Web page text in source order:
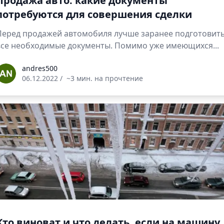
для совершения сделки
продажей автомобиля лучше заранее
необходимые документы. Помимо уже имеющихся...
andres500
06.12.2022 / ~3 мин. на прочтение